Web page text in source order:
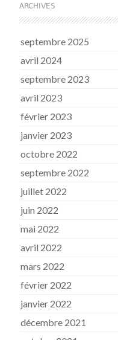
ARCHIVES
septembre 2025
avril 2024
septembre 2023
avril 2023
février 2023
janvier 2023
octobre 2022
septembre 2022
juillet 2022
juin 2022
mai 2022
avril 2022
mars 2022
février 2022
janvier 2022
décembre 2021